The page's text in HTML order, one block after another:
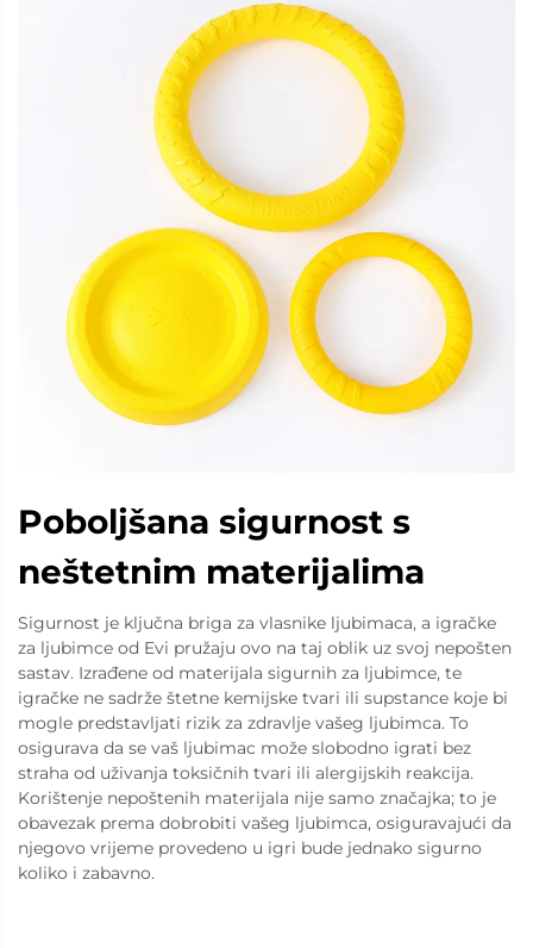
Poboljšana sigurnost s
neštetnim materijalima
Sigurnost je ključna briga za vlasnike ljubimaca, a igračke
za ljubimce od Evi pružaju ovo na taj oblik uz svoj nepošten
sastav. Izrađene od materijala sigurnih za ljubimce, te
igračke ne sadrže štetne kemijske tvari ili supstance koje bi
mogle predstavljati rizik za zdravlje vašeg ljubimca. To
osigurava da se vaš ljubimac može slobodno igrati bez
straha od uživanja toksičnih tvari ili alergijskih reakcija.
Korištenje nepoštenih materijala nije samo značajka; to je
obavezak prema dobrobiti vašeg ljubimca, osiguravajući da
njegovo vrijeme provedeno u igri bude jednako sigurno
koliko i zabavno.